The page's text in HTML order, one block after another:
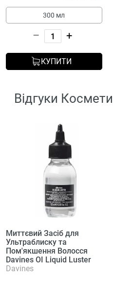
300 мл
– +
КУПИТИ
Відгуки
Миттєвий Засіб для
Ультраблиску та
Пом'якшення Волосся
Davines OI Liquid Luster
Davines